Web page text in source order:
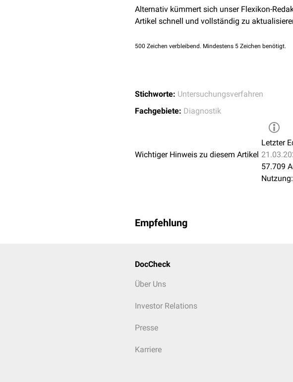
Alternativ kümmert sich unser Flexikon-
Artikel schnell und vollständig zu
500 Zeichen verbleibend. Mindestens 5 Zeichen benötigt.
Stichworte: Untersuchungsverfahren
Fachgebiete: Diagnostik
Wichtiger Hinweis zu diesem Artikel
Letzter
57.709
Nutzung:
Empfehlung
DocCheck
Über Uns
Investor Relations
Presse
Karriere